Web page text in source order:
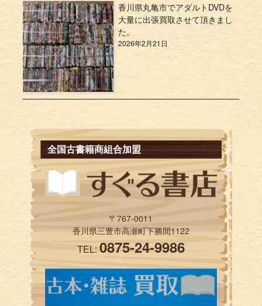
香川県丸亀市でアダルトDVDを
大量に出張買取させて頂きまし
た。
2026年2月21日
全国古書籍商組合加盟
〒767-0011
香川県三豊市高瀬町下勝間1122
TEL:0875-24-9986